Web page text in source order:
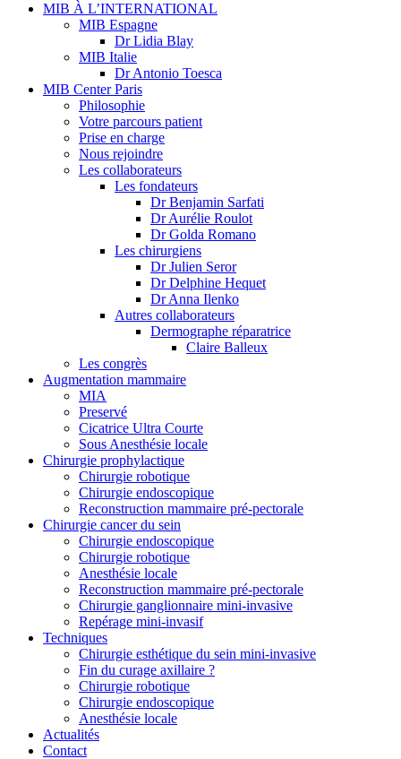
MIB À L’INTERNATIONAL
MIB Espagne
Dr Lidia Blay
MIB Italie
Dr Antonio Toesca
MIB Center Paris
Philosophie
Votre parcours patient
Prise en charge
Nous rejoindre
Les collaborateurs
Les fondateurs
Dr Benjamin Sarfati
Dr Aurélie Roulot
Dr Golda Romano
Les chirurgiens
Dr Julien Seror
Dr Delphine Hequet
Dr Anna Ilenko
Autres collaborateurs
Dermographe réparatrice
Claire Balleux
Les congrès
Augmentation mammaire
MIA
Preservé
Cicatrice Ultra Courte
Sous Anesthésie locale
Chirurgie prophylactique
Chirurgie robotique
Chirurgie endoscopique
Reconstruction mammaire pré-pectorale
Chirurgie cancer du sein
Chirurgie endoscopique
Chirurgie robotique
Anesthésie locale
Reconstruction mammaire pré-pectorale
Chirurgie ganglionnaire mini-invasive
Repérage mini-invasif
Techniques
Chirurgie esthétique du sein mini-invasive
Fin du curage axillaire ?
Chirurgie robotique
Chirurgie endoscopique
Anesthésie locale
Actualités
Contact